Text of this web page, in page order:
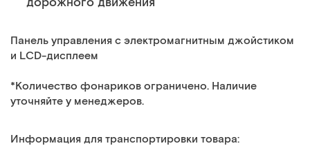
Панель управления с электромагнитным джойстиком
и LCD-дисплеем
*Количество фонариков ограничено. Наличие
уточняйте у менеджеров.
Информация для транспортировки товара: